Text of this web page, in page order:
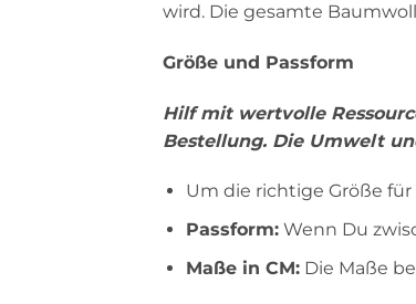
wird. Die gesamte
Größe und Passform
Hilf mit wertvolle
Bestellung. Die Umwelt
Um die richtige Größe
Passform:Wenn Du
Maße in CM:Die Maße